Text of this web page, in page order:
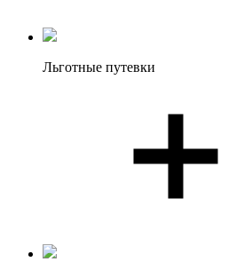
Льготные путевки